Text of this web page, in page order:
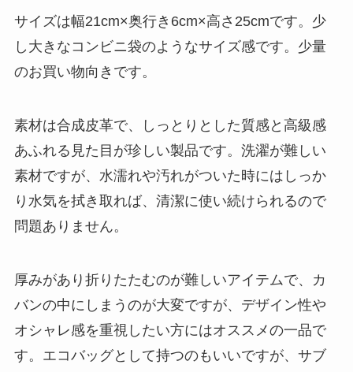
サイズは幅21cm×奥行き6cm×高さ25cmです。少
し大きなコンビニ袋のようなサイズ感です。少量
のお買い物向きです。
素材は合成皮革で、しっとりとした質感と高級感
あふれる見た目が珍しい製品です。洗濯が難しい
素材ですが、水濡れや汚れがついた時にはしっか
り水気を拭き取れば、清潔に使い続けられるので
問題ありません。
厚みがあり折りたたむのが難しいアイテムで、カ
バンの中にしまうのが大変ですが、デザイン性や
オシャレ感を重視したい方にはオススメの一品で
す。エコバッグとして持つのもいいですが、サブ